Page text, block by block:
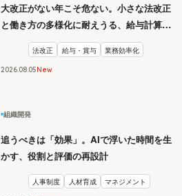
大改正がない年こそ危ない。小さな法改正
と働き方の多様化に耐えうる、給与計算と
リスク管理
法改正 給与・賞与 業務効率化
2026.08 05New
組織開発
追うべきは「効果」。AIで浮いた時間を生
かす、役割と評価の再設計
人事制度 人材育成 マネジメント